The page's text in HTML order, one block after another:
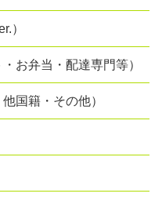
）
お弁当・配達専門等）
国籍・その他）